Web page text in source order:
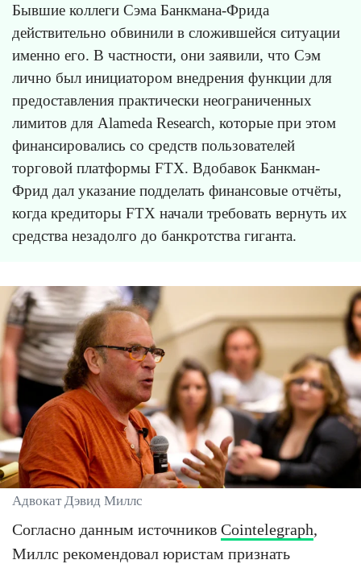
Бывшие коллеги Сэма Банкмана-Фрида
действительно обвинили в сложившейся ситуации
именно его. В частности, они заявили, что Сэм
лично был инициатором внедрения функции для
предоставления практически неограниченных
лимитов для Alameda Research, которые при этом
финансировались со средств пользователей
торговой платформы FTX. Вдобавок Банкман-
Фрид дал указание подделать финансовые отчёты,
когда кредиторы FTX начали требовать вернуть их
средства незадолго до банкротства гиганта.
Адвокат Дэвид Миллс
Согласно данным источников Cointelegraph,
Миллс рекомендовал юристам признать